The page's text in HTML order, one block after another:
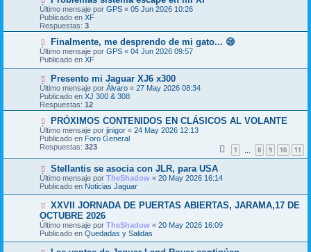
e
n
s
a
e
u
e
v
o
m
e
n
s
e
Último mensaje por GPS « 05 Jun 2026 10:26
Publicado en XF
Respuestas: 3
N
u
e
v
o
m
e
n
s
e
Finalmente, me desprendo de mi gato... 😪
Último mensaje por GPS « 04 Jun 2026 09:57
Publicado en XF
N
u
e
v
o
m
e
n
s
a
j
e
Presento mi Jaguar XJ6 x300
Último mensaje por Álvaro « 27 May 2026 08:34
Publicado en XJ 300 & 308
Respuestas: 12
N
u
e
v
o
m
e
n
s
a
e
PRÓXIMOS CONTENIDOS EN CLÁSICOS AL VOLANTE
Último mensaje por jinigor « 24 May 2026 12:13
Publicado en Foro General
Respuestas: 323 1 8 9 10 11
N
u
e
v
o
m
e
n
s
a
Stellantis se asocia con JLR, para USA
Último mensaje por TheShadow « 20 May 2026 16:14
Publicado en Noticias Jaguar
N
u
e
v
o
m
XXVII JORNADA DE PUERTAS ABIERTAS, JARAMA,17 DE
OCTUBRE 2026
Último mensaje por TheShadow « 20 May 2026 16:09
Publicado en Quedadas y Salidas